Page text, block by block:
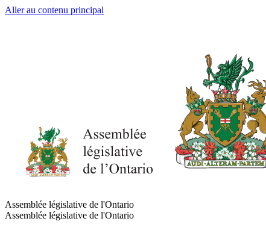
Aller au contenu principal
Assemblée législative de l'Ontario
Assemblée législative de l'Ontario